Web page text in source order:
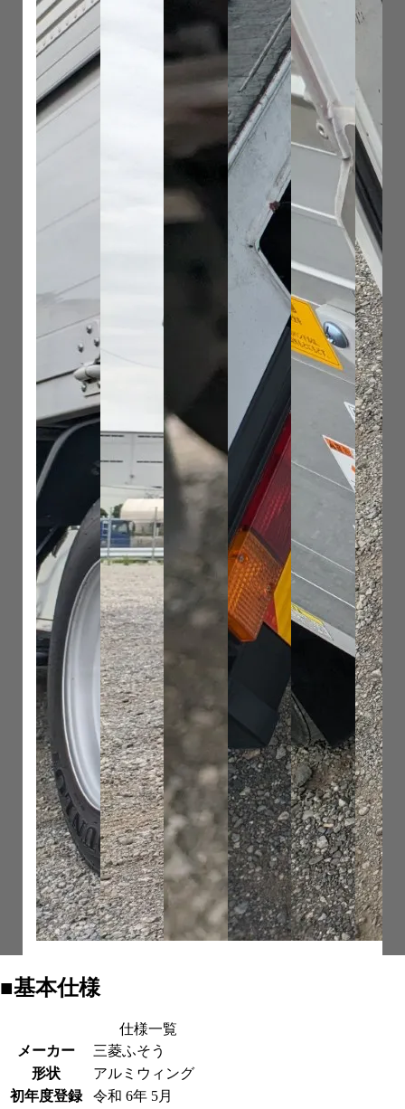
■基本仕様
仕様一覧
メーカー
三菱ふそう
形状
アルミウィング
初年度登録
令和 6年 5月